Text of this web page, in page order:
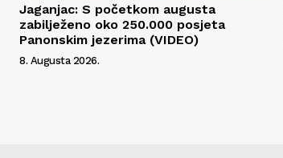
Jaganjac: S početkom augusta
zabilježeno oko 250.000 posjeta
Panonskim jezerima (VIDEO)
8. Augusta 2026.